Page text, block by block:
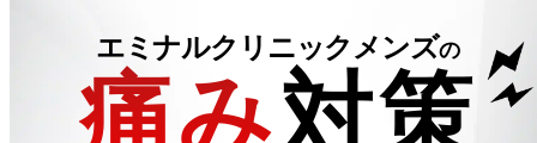
エミナルクリニックメンズの
痛み対策